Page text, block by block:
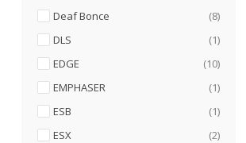
Deaf Bonce
8articole
DLS
1articol
EDGE
10articole
EMPHASER
1articol
ESB
1articol
ESX
2articole